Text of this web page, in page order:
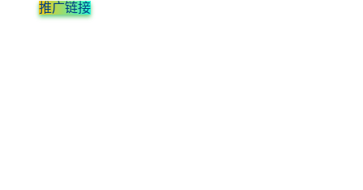
推广链接